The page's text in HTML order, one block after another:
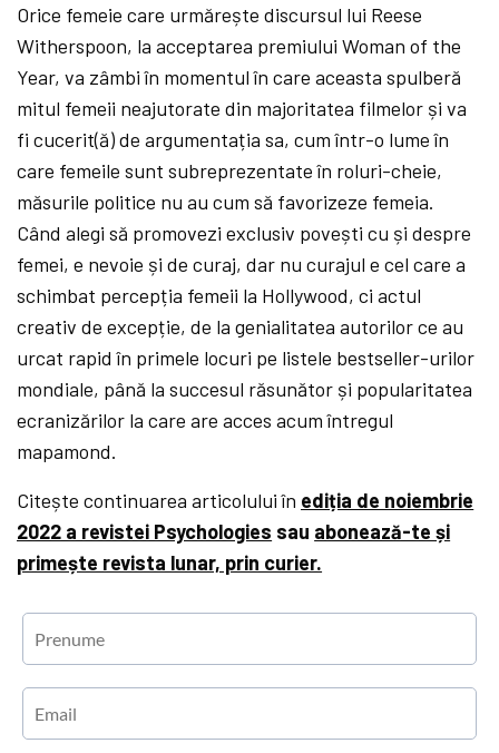
Orice femeie care urmărește discursul lui Reese
Witherspoon, la acceptarea premiului Woman of the
Year, va zâmbi în momentul în care aceasta spulberă
mitul femeii neajutorate din majoritatea filmelor și va
fi cucerit(ă) de argumentația sa, cum într-o lume în
care femeile sunt subreprezentate în roluri-cheie,
măsurile politice nu au cum să favorizeze femeia.
Când alegi să promovezi exclusiv povești cu și despre
femei, e nevoie și de curaj, dar nu curajul e cel care a
schimbat percepția femeii la Hollywood, ci actul
creativ de excepție, de la genialitatea autorilor ce au
urcat rapid în primele locuri pe listele bestseller-urilor
mondiale, până la succesul răsunător și popularitatea
ecranizărilor la care are acces acum întregul
mapamond.
Citește continuarea articolului în ediția de noiembrie
2022 a revistei Psychologies sau abonează-te și
primește revista lunar, prin curier.